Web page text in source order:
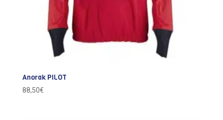
Anorak PILOT
88,50€